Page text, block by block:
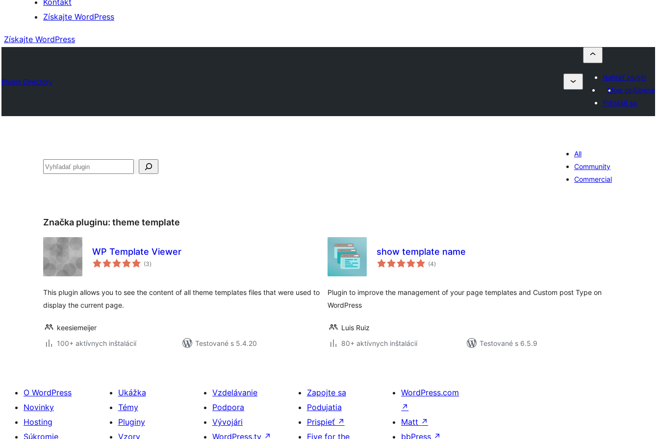
Kontakt
Získajte WordPress
Získajte WordPress
Plugin Directory
Nahrať plugin
Moje obľúbené
Prihlásiť sa
Hľadať
All
Community
Commercial
Značka pluginu: theme template
WP Template Viewer
(3celkové
hodnotenie
)
This plugin allows you to see the content of all theme templates files that were used to
display the current page.
keesiemeijer
100+ aktívnych inštalácií
Testované s 5.4.20
show template name
(4celkové
hodnotenie
)
Plugin to improve the management of your page templates and Custom post Type on
WordPress
Luis Ruiz
80+ aktívnych inštalácií
Testované s 6.5.9
O WordPress
Novinky
Hosting
Súkromie
Ukážka
Témy
Pluginy
Vzory
Vzdelávanie
Podpora
Vývojári
WordPress.tv ↗
Zapojte sa
Podujatia
Prispieť ↗
Five for the
WordPress.com
↗
Matt ↗
bbPress ↗